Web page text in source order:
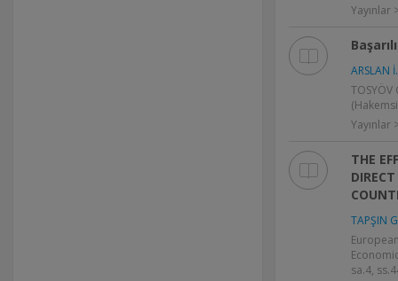
Yayınlar
ARSLAN
Yayınlar
THE
TAPŞIN
sa.4,